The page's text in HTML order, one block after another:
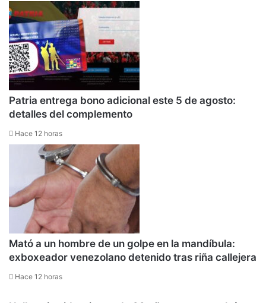
Patria entrega bono adicional este 5 de agosto:
detalles del complemento
Hace 12 horas
Mató a un hombre de un golpe en la mandíbula:
exboxeador venezolano detenido tras riña callejera
Hace 12 horas